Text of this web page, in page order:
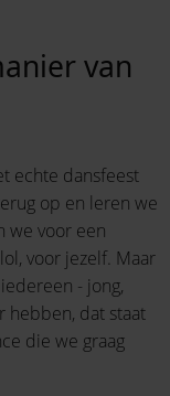
van
echte dansfeest
op en leren we
we voor een
voor jezelf. Maar
- jong,
hebben, dat staat
die we graag